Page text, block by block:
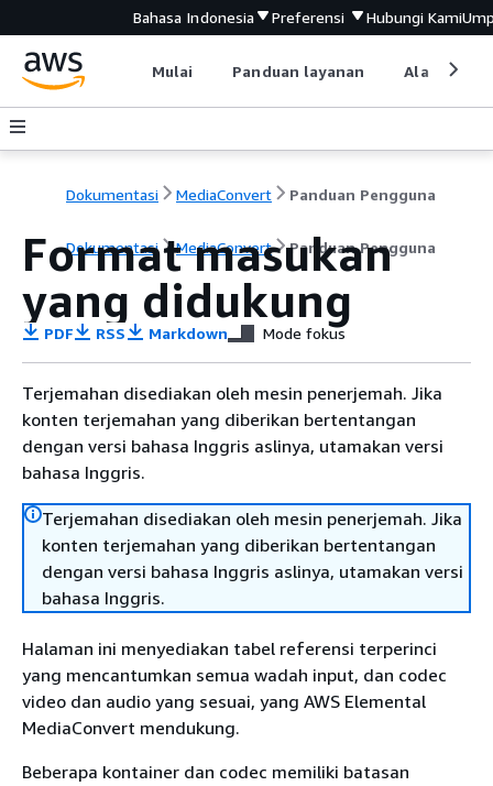
Bahasa Indonesia Preferensi Hubungi Kami
Mulai Panduan layanan Alat
Dokumentasi MediaConvert Panduan Pengguna
Dokumentasi MediaConvert Panduan Pengguna
Format masukan
yang didukung
PDF RSS Markdown Mode fokus
Terjemahan disediakan oleh mesin penerjemah. Jika
konten terjemahan yang diberikan bertentangan
dengan versi bahasa Inggris aslinya, utamakan versi
bahasa Inggris.
Terjemahan disediakan oleh mesin penerjemah. Jika
konten terjemahan yang diberikan bertentangan
dengan versi bahasa Inggris aslinya, utamakan versi
bahasa Inggris.
Halaman ini menyediakan tabel referensi terperinci
yang mencantumkan semua wadah input, dan codec
video dan audio yang sesuai, yang AWS Elemental
MediaConvert mendukung.
Beberapa kontainer dan codec memiliki batasan